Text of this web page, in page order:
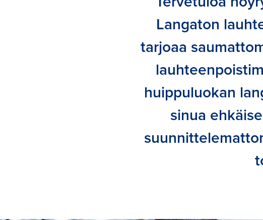
Langaton
tarjoaa
huippuluokan
sinua